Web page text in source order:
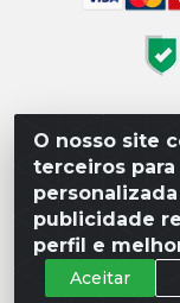
O nosso site
terceiros
publicidade
perfil e
Aceitar
Matriz R3
– Etapa III,
Goiânia/GO,